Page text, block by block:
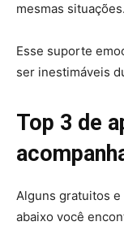
mesmas situações.
Esse suporte
ser inestimáveis
Top 3 de
Alguns gratuitos
abaixo você